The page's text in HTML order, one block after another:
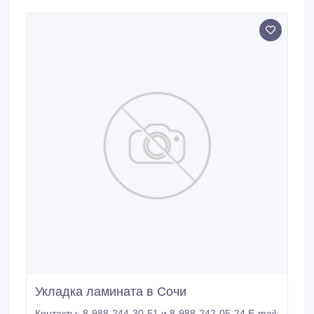
работ (до 300 кв.м. за день) 3.Никакой грязи (после
Укладка ламината в Сочи